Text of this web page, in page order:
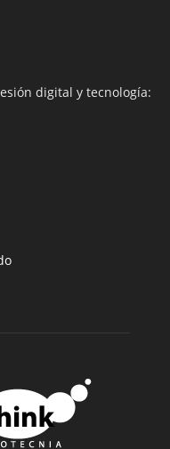
digital y tecnología: